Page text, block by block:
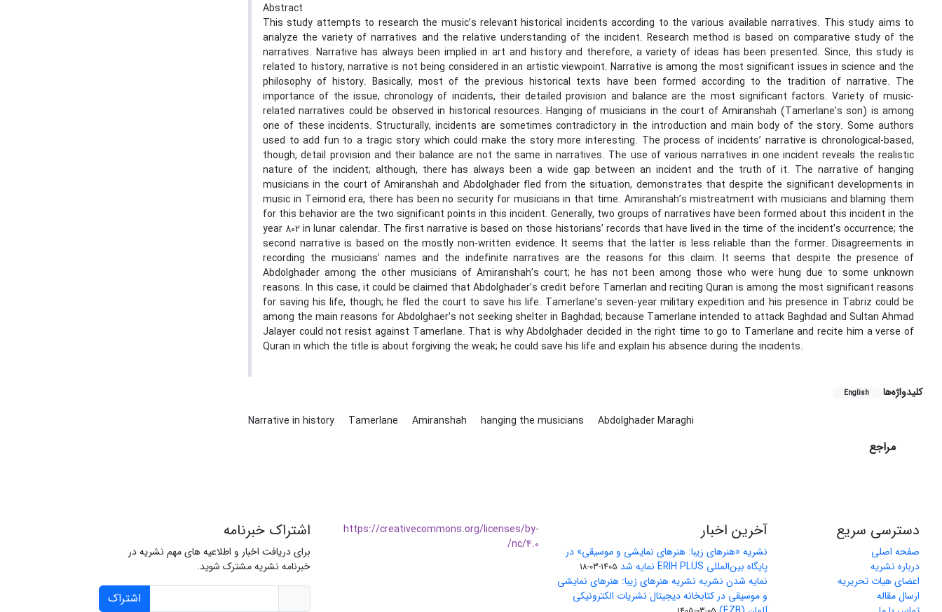
Abstract
This study attempts to research the music’s relevant historical incidents according to the various available narratives. This study aims to
analyze the variety of narratives and the relative understanding of the incident. Research method is based on comparative study of the
narratives. Narrative has always been implied in art and history and therefore, a variety of ideas has been presented. Since, this study is
related to history, narrative is not being considered in an artistic viewpoint. Narrative is among the most significant issues in science and the
philosophy of history. Basically, most of the previous historical texts have been formed according to the tradition of narrative. The
importance of the issue, chronology of incidents, their detailed provision and balance are the most significant factors. Variety of music-
related narratives could be observed in historical resources. Hanging of musicians in the court of Amiranshah (Tamerlane’s son) is among
one of these incidents. Structurally, incidents are sometimes contradictory in the introduction and main body of the story. Some authors
used to add fun to a tragic story which could make the story more interesting. The process of incidents’ narrative is chronological-based,
though, detail provision and their balance are not the same in narratives. The use of various narratives in one incident reveals the realistic
nature of the incident; although, there has always been a wide gap between an incident and the truth of it. The narrative of hanging
musicians in the court of Amiranshah and Abdolghader fled from the situation, demonstrates that despite the significant developments in
music in Teimorid era, there has been no security for musicians in that time. Amiranshah’s mistreatment with musicians and blaming them
for this behavior are the two significant points in this incident. Generally, two groups of narratives have been formed about this incident in the
year 802 in lunar calendar. The first narrative is based on those historians’ records that have lived in the time of the incident’s occurrence; the
second narrative is based on the mostly non-written evidence. It seems that the latter is less reliable than the former. Disagreements in
recording the musicians’ names and the indefinite narratives are the reasons for this claim. It seems that despite the presence of
Abdolghader among the other musicians of Amiranshah’s court; he has not been among those who were hung due to some unknown
reasons. In this case, it could be claimed that Abdolghader’s credit before Tamerlan and reciting Quran is among the most significant reasons
for saving his life, though; he fled the court to save his life. Tamerlane’s seven-year military expedition and his presence in Tabriz could be
among the main reasons for Abdolghaer’s not seeking shelter in Baghdad; because Tamerlane intended to attack Baghdad and Sultan Ahmad
Jalayer could not resist against Tamerlane. That is why Abdolghader decided in the right time to go to Tamerlane and recite him a verse of
Quran in which the title is about forgiving the weak; he could save his life and explain his absence during the incidents.
کلیدواژه‌ها English
Narrative in history Tamerlane Amiranshah hanging the musicians Abdolghader Maraghi
مراجع
دسترسی سریع
صفحه اصلی
درباره نشریه
اعضای هیات تحریریه
ارسال مقاله
آخرین اخبار
نشریه «هنرهای زیبا: هنرهای نمایشی و موسیقی» در
پایگاه بین‌المللی ERIH PLUS نمایه شد
1405-03-18
نمایه شدن نشریه نشریه هنرهای زیبا: هنرهای نمایشی
و موسیقی در کتابخانه دیجیتال نشریات الکترونیکی
https://creativecommons.org/licenses/by-
nc/4.0/
اشتراک خبرنامه
برای دریافت اخبار و اطلاعیه های مهم نشریه در
خبرنامه نشریه مشترک شوید.
اشتراک